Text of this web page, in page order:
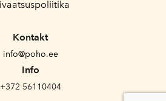
Kontakt
info@poho.ee
Info
+372 56110404